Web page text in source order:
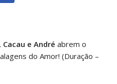
Cacau e André abrem o
do Amor! (Duração –